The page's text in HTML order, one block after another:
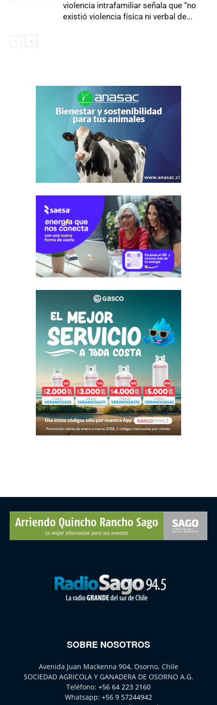
violencia intrafamiliar señala que “no
existió violencia física ni verbal de...
SOBRE NOSOTROS
Avenida Juan Mackenna 904, Osorno, Chile
SOCIEDAD AGRICOLA Y GANADERA DE OSORNO A.G.
Teléfono: +56 64 223 2160
Whatsapp: +56 9 57244942